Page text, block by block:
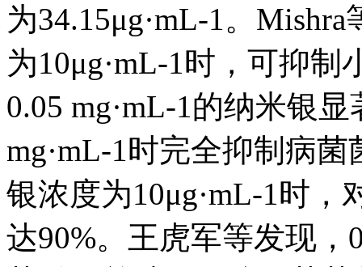
为34.15μg·mL-1。
为10μg·mL-1时，可抑
0.05 mg·mL-1的纳米银
mg·mL-1时完全抑制病
银浓度为10μg·mL-1时
达90%。王虎军等发现，